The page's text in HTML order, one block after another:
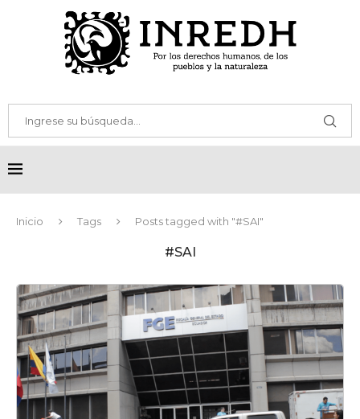
Inicio Tags Posts tagged with "#SAI"
#SAI